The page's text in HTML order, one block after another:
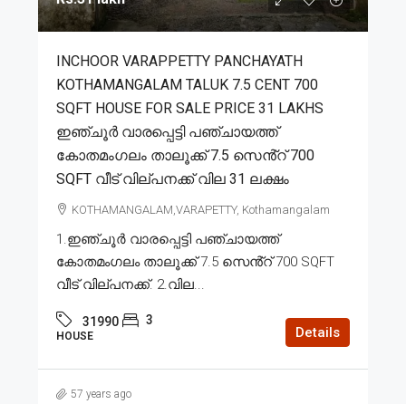
INCHOOR VARAPPETTY PANCHAYATH
KOTHAMANGALAM TALUK 7.5 CENT 700
SQFT HOUSE FOR SALE PRICE 31 LAKHS
ഇഞ്ചൂർ വാരപ്പെട്ടി പഞ്ചായത്ത്
കോതമംഗലം താലൂക്ക് 7.5 സെൻ്റ് 700
SQFT വീട് വില്പനക്ക് വില 31 ലക്ഷം
KOTHAMANGALAM,VARAPETTY, Kothamangalam
1.ഇഞ്ചൂർ വാരപ്പെട്ടി പഞ്ചായത്ത്
കോതമംഗലം താലൂക്ക് 7.5 സെൻ്റ് 700 SQFT
വീട് വില്പനക്ക്. 2.വില...
31990 3
HOUSE Details
57 years ago